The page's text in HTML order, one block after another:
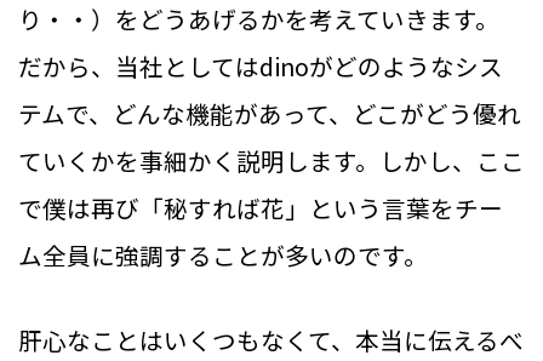
り・・）をどうあげるかを考えていきます。
だから、当社としてはdinoがどのようなシス
テムで、どんな機能があって、どこがどう優れ
ていくかを事細かく説明します。しかし、ここ
で僕は再び「秘すれば花」という言葉をチー
ム全員に強調することが多いのです。
肝心なことはいくつもなくて、本当に伝えるべ